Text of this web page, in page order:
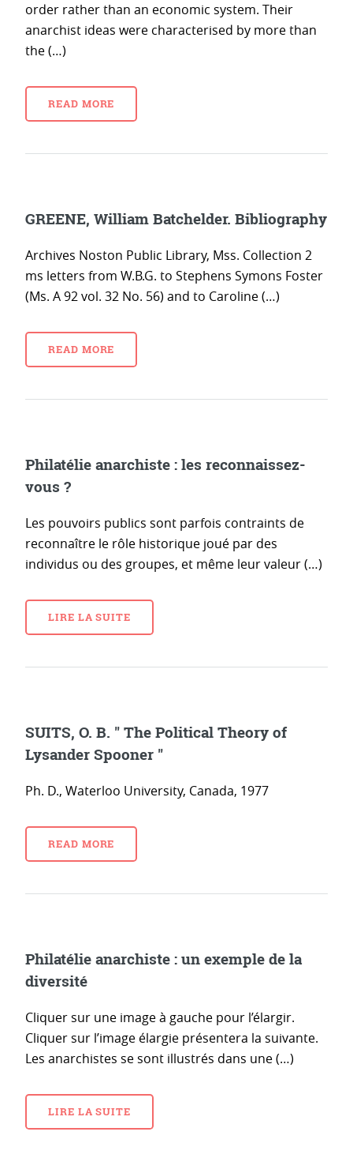
order rather than an economic system. Their
anarchist ideas were characterised by more than
the (…)
READ MORE
GREENE, William Batchelder. Bibliography
Archives Noston Public Library, Mss. Collection 2
ms letters from W.B.G. to Stephens Symons Foster
(Ms. A 92 vol. 32 No. 56) and to Caroline (…)
READ MORE
Philatélie anarchiste : les reconnaissez-
vous ?
Les pouvoirs publics sont parfois contraints de
reconnaître le rôle historique joué par des
individus ou des groupes, et même leur valeur (…)
LIRE LA SUITE
SUITS, O. B. " The Political Theory of
Lysander Spooner "
Ph. D., Waterloo University, Canada, 1977
READ MORE
Philatélie anarchiste : un exemple de la
diversité
Cliquer sur une image à gauche pour l’élargir.
Cliquer sur l’image élargie présentera la suivante.
Les anarchistes se sont illustrés dans une (…)
LIRE LA SUITE